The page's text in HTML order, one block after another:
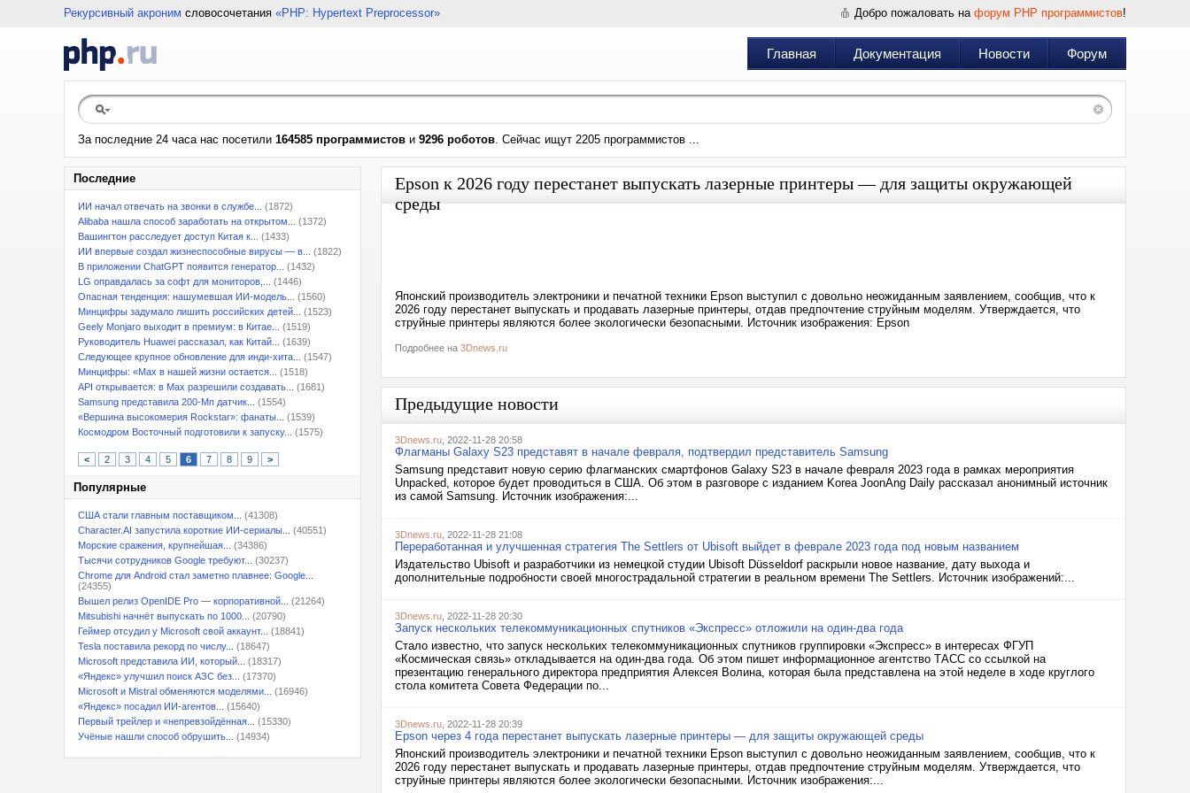
Рекурсивный акроним словосочетания «PHP: Hypertext Preprocessor» Добро пожаловать на форум PHP программистов!
Главная Документация Новости Форум
За последние 24 часа нас посетили 164585 программистов и 9296 роботов. Сейчас ищут 2205 программистов ...
Последние
ИИ начал отвечать на звонки в службе...
(1872)
Alibaba нашла способ заработать на открытом...
(1372)
Вашингтон расследует доступ Китая к...
(1433)
ИИ впервые создал жизнеспособные вирусы — в...
(1822)
В приложении ChatGPT появится генератор...
(1432)
LG оправдалась за софт для мониторов,...
(1446)
Опасная тенденция: нашумевшая ИИ-модель...
(1560)
Минцифры задумало лишить российских детей...
(1523)
Geely Monjaro выходит в премиум: в Китае...
(1519)
Руководитель Huawei рассказал, как Китай...
(1639)
Следующее крупное обновление для инди-хита...
(1547)
Минцифры: «Max в нашей жизни остается...
(1518)
API открывается: в Max разрешили создавать...
(1681)
Samsung представила 200-Мп датчик...
(1554)
«Вершина высокомерия Rockstar»: фанаты...
(1539)
Космодром Восточный подготовили к запуску...
(1575)
< 2 3 4 5 6 7 8 9 >
Популярные
США стали главным поставщиком...
(41308)
Character.AI запустила короткие ИИ-сериалы...
(40551)
Морские сражения, крупнейшая...
(34386)
Тысячи сотрудников Google требуют...
(30237)
Chrome для Android стал заметно плавнее: Google...
(24355)
Вышел релиз OpenIDE Pro — корпоративной...
(21264)
Mitsubishi начнёт выпускать по 1000...
(20790)
Геймер отсудил у Microsoft свой аккаунт...
(18841)
Tesla поставила рекорд по числу...
(18647)
Microsoft представила ИИ, который...
(18317)
«Яндекс» улучшил поиск АЗС без...
(17370)
Microsoft и Mistral обменяются моделями...
(16946)
«Яндекс» посадил ИИ-агентов...
(15640)
Первый трейлер и «непревзойдённая...
(15330)
Учёные нашли способ обрушить...
(14934)
Epson к 2026 году перестанет выпускать лазерные принтеры — для защиты окружающей
среды
Японский производитель электроники и печатной техники Epson выступил с довольно неожиданным заявлением, сообщив, что к
2026 году перестанет выпускать и продавать лазерные принтеры, отдав предпочтение струйным моделям. Утверждается, что
струйные принтеры являются более экологически безопасными. Источник изображения: Epson
Подробнее на 3Dnews.ru
Предыдущие новости
3Dnews.ru , 2022-11-28 20:58
Флагманы Galaxy S23 представят в начале февраля, подтвердил представитель Samsung
Samsung представит новую серию флагманских смартфонов Galaxy S23 в начале февраля 2023 года в рамках мероприятия
Unpacked, которое будет проводиться в США. Об этом в разговоре с изданием Korea JoonAng Daily рассказал анонимный источник
из самой Samsung. Источник изображения:...
3Dnews.ru , 2022-11-28 21:08
Переработанная и улучшенная стратегия The Settlers от Ubisoft выйдет в феврале 2023 года под новым названием
Издательство Ubisoft и разработчики из немецкой студии Ubisoft Düsseldorf раскрыли новое название, дату выхода и
дополнительные подробности своей многострадальной стратегии в реальном времени The Settlers. Источник изображений:...
3Dnews.ru , 2022-11-28 20:30
Запуск нескольких телекоммуникационных спутников «Экспресс» отложили на один-два года
Стало известно, что запуск нескольких телекоммуникационных спутников группировки «Экспресс» в интересах ФГУП
«Космическая связь» откладывается на один-два года. Об этом пишет информационное агентство ТАСС со ссылкой на
презентацию генерального директора предприятия Алексея Волина, которая была представлена на этой неделе в ходе круглого
стола комитета Совета Федерации по...
3Dnews.ru , 2022-11-28 20:39
Epson через 4 года перестанет выпускать лазерные принтеры — для защиты окружающей среды
Японский производитель электроники и печатной техники Epson выступил с довольно неожиданным заявлением, сообщив, что к
2026 году перестанет выпускать и продавать лазерные принтеры, отдав предпочтение струйным моделям. Утверждается, что
струйные принтеры являются более экологически безопасными. Источник изображения:...